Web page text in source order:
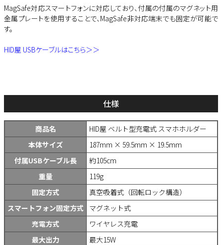
MagSafe対応スマートフォンに対応しており、付属の付属のマグネット用
金属プレートを使用することで、MagSafe非対応端末でも固定が可能で
す。
HID屋 USBケーブルはこちら＞＞
仕様
商品名
HID屋 ベルト型充電式 スマホホルダー
本体サイズ
187mm × 59.5mm × 19.5mm
付属USBケーブル長
約105cm
重量
119g
固定方式
真空吸着式（回転ロック構造）
スマートフォン固定方式
マグネット式
充電方式
ワイヤレス充電
最大出力
最大15W